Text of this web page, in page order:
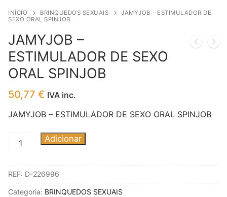
INÍCIO BRINQUEDOS SEXUAIS
JAMYJOB – ESTIMULADOR DE
SEXO ORAL SPINJOB
JAMYJOB –
ESTIMULADOR DE SEXO
ORAL SPINJOB
50,77 € IVA inc.
JAMYJOB – ESTIMULADOR DE SEXO ORAL SPINJOB
Quantidade
-
ESTIMULADOR
Adicionar
REF: D-226996
Categoria: BRINQUEDOS SEXUAIS